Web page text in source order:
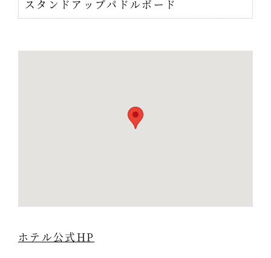
スタンドアップパドルボード
ホテル公式HP